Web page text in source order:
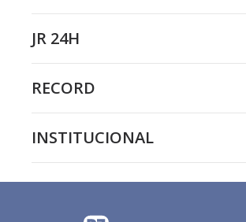
JR 24H
RECORD
INSTITUCIONAL